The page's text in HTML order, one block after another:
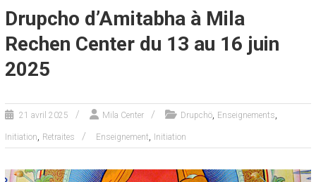
Drupcho d’Amitabha à Mila
Rechen Center du 13 au 16 juin
2025
21 avril 2025 Mila Center Drupchö, Enseignements,
Initiation, Retraites Enseignement, Initiation